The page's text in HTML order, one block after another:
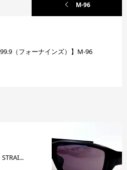
M-96
（フォーナインズ）】M-96